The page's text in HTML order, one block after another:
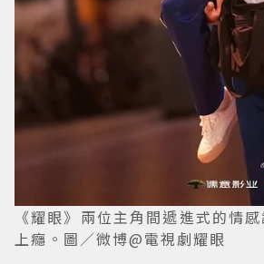
《耀眼》兩位主角間遞進式的情
上癮。圖／微博@電視劇耀眼